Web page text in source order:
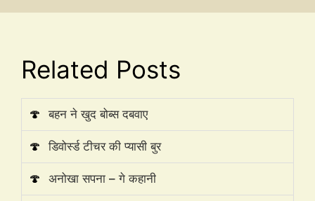
Related Posts
🍄 बहन ने खुद बोब्स दबवाए
🍄 डिवोर्स्ड टीचर की प्यासी बुर
🍄 अनोखा सपना – गे कहानी